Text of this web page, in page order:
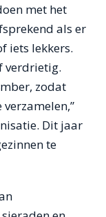
met het
als er
iets lekkers.
verdrietig.
zodat
Dit jaar
te